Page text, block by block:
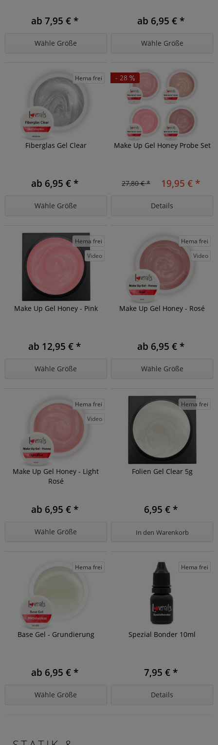
ab 7,95 € *
Wähle Größe
ab 6,95 € *
Wähle Größe
Hema frei
Fiberglas Gel Clear
ab 6,95 € *
Wähle Größe
- 28
Make Up Gel Honey Probe Set
27,80 € * 19,95 € *
Details
Hema frei
Video
Make Up Gel Honey - Pink
ab 12,95 € *
Wähle Größe
Hema frei
Video
Make Up Gel Honey - Rosé
ab 6,95 € *
Wähle Größe
Hema frei
Video
Make Up Gel Honey - Light
Rosé
ab 6,95 € *
Wähle Größe
Hema frei
Folien Gel Clear 5g
6,95 € *
In den Warenkorb
Hema frei
Base Gel - Grundierung
ab 6,95 € *
Wähle Größe
Hema frei
Spezial Bonder 10ml
7,95 € *
Details